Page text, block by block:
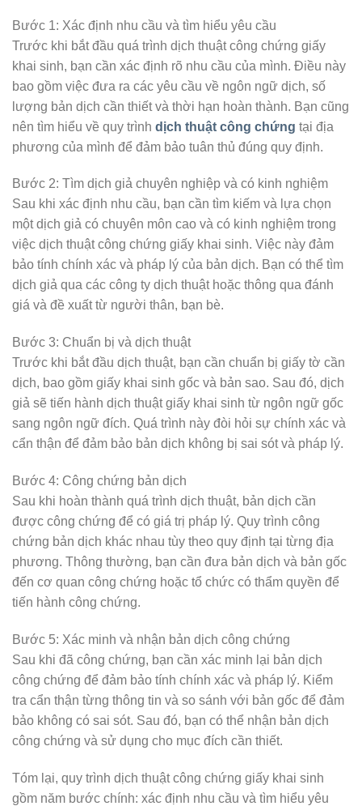
Bước 1: Xác định nhu cầu và tìm hiểu yêu cầu
Trước khi bắt đầu quá trình dịch thuật công chứng giấy
khai sinh, bạn cần xác định rõ nhu cầu của mình. Điều này
bao gồm việc đưa ra các yêu cầu về ngôn ngữ dịch, số
lượng bản dịch cần thiết và thời hạn hoàn thành. Bạn cũng
nên tìm hiểu về quy trình dịch thuật công chứng tại địa
phương của mình để đảm bảo tuân thủ đúng quy định.
Bước 2: Tìm dịch giả chuyên nghiệp và có kinh nghiệm
Sau khi xác định nhu cầu, bạn cần tìm kiếm và lựa chọn
một dịch giả có chuyên môn cao và có kinh nghiệm trong
việc dịch thuật công chứng giấy khai sinh. Việc này đảm
bảo tính chính xác và pháp lý của bản dịch. Bạn có thể tìm
dịch giả qua các công ty dịch thuật hoặc thông qua đánh
giá và đề xuất từ người thân, bạn bè.
Bước 3: Chuẩn bị và dịch thuật
Trước khi bắt đầu dịch thuật, bạn cần chuẩn bị giấy tờ cần
dịch, bao gồm giấy khai sinh gốc và bản sao. Sau đó, dịch
giả sẽ tiến hành dịch thuật giấy khai sinh từ ngôn ngữ gốc
sang ngôn ngữ đích. Quá trình này đòi hỏi sự chính xác và
cẩn thận để đảm bảo bản dịch không bị sai sót và pháp lý.
Bước 4: Công chứng bản dịch
Sau khi hoàn thành quá trình dịch thuật, bản dịch cần
được công chứng để có giá trị pháp lý. Quy trình công
chứng bản dịch khác nhau tùy theo quy định tại từng địa
phương. Thông thường, bạn cần đưa bản dịch và bản gốc
đến cơ quan công chứng hoặc tổ chức có thẩm quyền để
tiến hành công chứng.
Bước 5: Xác minh và nhận bản dịch công chứng
Sau khi đã công chứng, bạn cần xác minh lại bản dịch
công chứng để đảm bảo tính chính xác và pháp lý. Kiểm
tra cẩn thận từng thông tin và so sánh với bản gốc để đảm
bảo không có sai sót. Sau đó, bạn có thể nhận bản dịch
công chứng và sử dụng cho mục đích cần thiết.
Tóm lại, quy trình dịch thuật công chứng giấy khai sinh
gồm năm bước chính: xác định nhu cầu và tìm hiểu yêu